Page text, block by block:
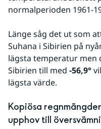
normalperioden 1961-
Länge såg det ut som
Suhana i Sibirien på
lägsta temperatur men
Sibirien till med -56,9°
lägsta värde.
Kopiösa
upphov till